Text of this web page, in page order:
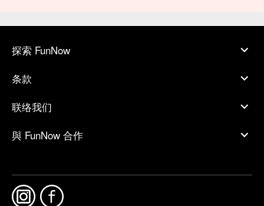
探索 FunNow
条款
联络我们
與 FunNow 合作